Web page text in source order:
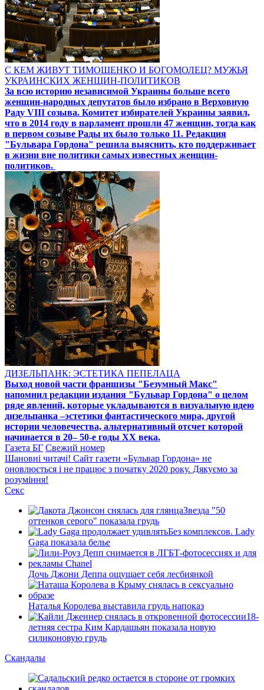
С КЕМ ЖИВУТ ТИМОШЕНКО И БОГОМОЛЕЦ? МУЖЬЯ
УКРАИНСКИХ ЖЕНЩИН-ПОЛИТИКОВ
За всю историю независимой Украины больше всего
женщин-народных депутатов было избрано в Верховную
Раду VIII созыва. Комитет избирателей Украины заявил,
что в 2014 году в парламент прошли 47 женщин, тогда как
в первом созыве Рады их было только 11. Редакция
"Бульвара Гордона" решила выяснить, кто поддерживает
в жизни вне политики самых известных женщин-
политиков.
ДИЗЕЛЬПАНК: ЭСТЕТИКА ПЕПЕЛАЦА
Выход новой части франшизы "Безумный Макс"
напомнил редакции издания "Бульвар Гордона" о целом
ряде явлений, которые укладываются в визуальную идею
дизельпанка –эстетики фантастического мира, другой
истории человечества, альтернативный отсчет которой
начинается в 20– 50-е годы XX века.
Газета БГ Свежий номер
Шановні читачі! Сайт газети «Бульвар Гордона» не
оновлюється і не працює з початку 2020 року. Дякуємо за
розуміння!
Секс
Звезда "50
оттенков серого" показала грудь
Без комплексов. Lady
Gaga показала белье
Дочь Джони Деппа ощущает себя лесбиянкой
Наталья Королева выставила грудь напоказ
18-
летняя сестра Ким Кардашьян показала новую
силиконовую грудь
Скандалы